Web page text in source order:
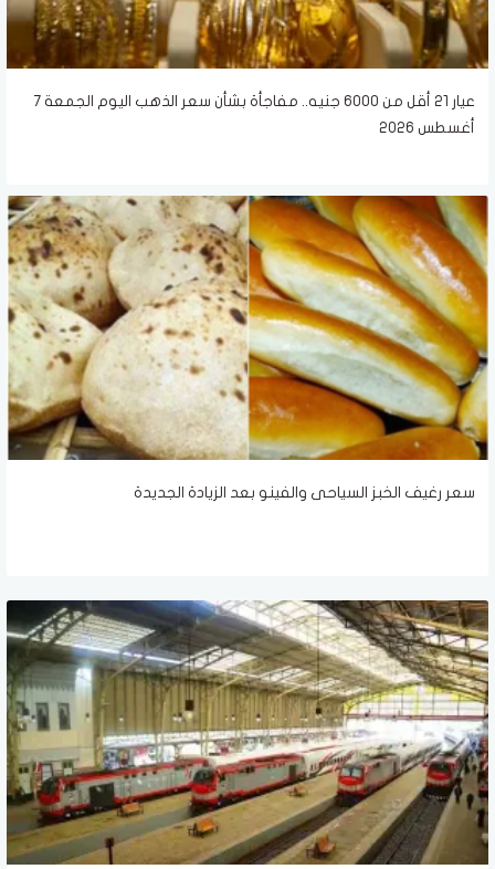
عيار 21 أقل من 6000 جنيه.. مفاجأة بشأن سعر الذهب اليوم الجمعة 7
أغسطس 2026
سعر رغيف الخبز السياحى والفينو بعد الزيادة الجديدة